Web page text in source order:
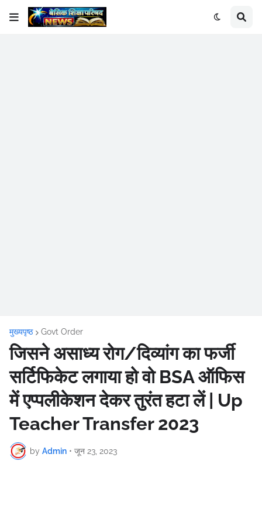
मुख्यपृष्ठ Govt Order
जिसने असाध्य रोग/दिव्यांग का फर्जी
सर्टिफिकेट लगाया हो वो BSA ऑफिस
में एप्पलीकेशन देकर तुरंत हटा लें | Up
Teacher Transfer 2023
by Admin • जून 23, 2023